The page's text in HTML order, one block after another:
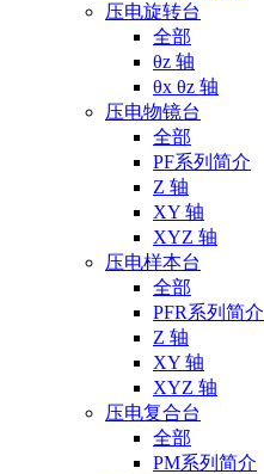
压电旋转台
全部
θz 轴
θx θz 轴
压电物镜台
全部
PF系列简介
Z 轴
XY 轴
XYZ 轴
压电样本台
全部
PFR系列简介
Z 轴
XY 轴
XYZ 轴
压电复合台
全部
PM系列简介